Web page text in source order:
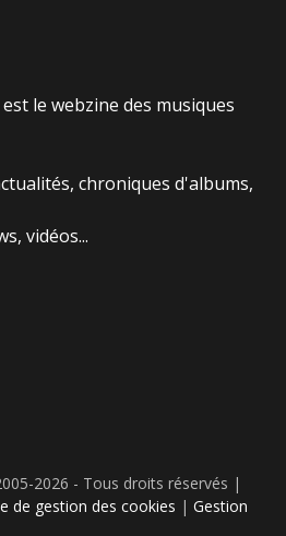
le webzine des musiques
chroniques d'albums,
vidéos...
2026 - Tous droits réservés |
de gestion des cookies | Gestion